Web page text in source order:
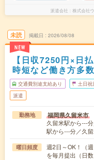
派遣会社 株式会社
未読
NEW
掲載日 2026/08/08
【日収7250円×日
時短など働き方多
交通費別途支給あり 土日祝
派遣
勤務地 福岡県久留米市
久留米駅から---
駅から---分／久
曜日頻度
週2日～OK！（
を毎月提出（日